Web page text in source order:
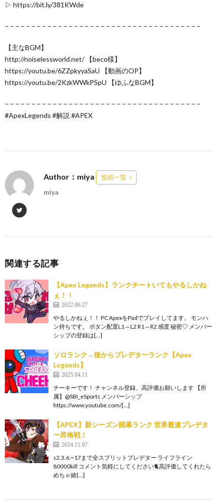
▷ https://bit.ly/381KWde
– – – – – – – – – – – – – – – – – – – – – – – – – – – – – – – – – – – – –
【主なBGM】
http://noiselessworld.net/ 【beco様】
https://youtu.be/6ZZpkyyaSaU 【動画のOP】
https://youtu.be/2KzkWWkPSpU 【ゆふなBGM】
– – – – – – – – – – – – – – – – – – – – – – – – – – – – – – – – – – – – –
#ApexLegends #解説 #APEX
Author：miya 投稿一覧
miya
関連する記事
【Apex Legends】ランクチートいてもやるしかね
ぇ！！
2022.06.27
やるしかねぇ！！ PC ApexをPadでプレイしてます。 モンハ
ン持ちです。 ボタン配置L1⇔L2 R1⇔R2 感度 秘密♡ メンバー
シップの登録は[…]
ソロランク→後からプレデターランク【Apex
Legends】
2025.04.11
チーキーです！ チャンネル登録、高評価お願いします 【所
属】@SBI_eSports メンバーシップ
https://www.youtube.com/[…]
【APEX】新シーズン開幕ランク 世界最速プレデタ
ー昇格戦！
2024.11.07
s2.3.6.~17まで全スプリットプレデター ライフライン
80000kill コメント気軽にしてください🐈高評価してくれたら
めちゃ嬉[…]